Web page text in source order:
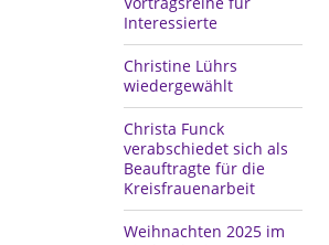
Interessierte
Christine Lührs
wiedergewählt
Christa Funck
verabschiedet sich als
Beauftragte für die
Kreisfrauenarbeit
Weihnachten 2025 im